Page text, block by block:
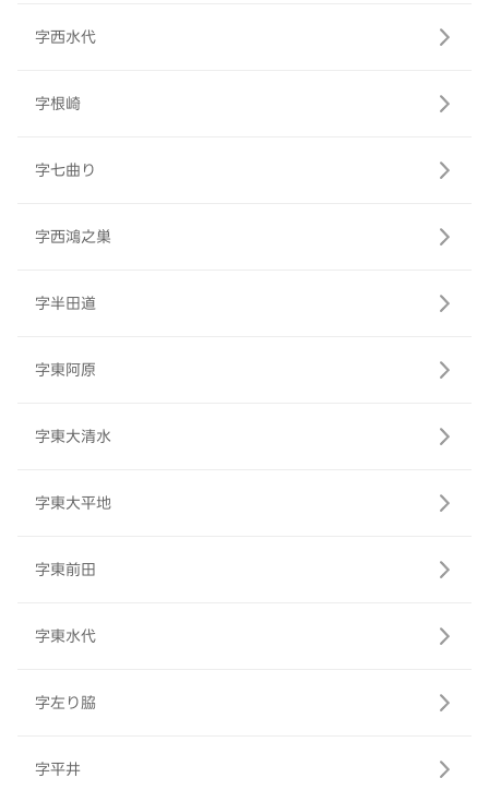
字西水代
字根崎
字七曲り
字西鴻之巣
字半田道
字東阿原
字東大清水
字東大平地
字東前田
字東水代
字左り脇
字平井